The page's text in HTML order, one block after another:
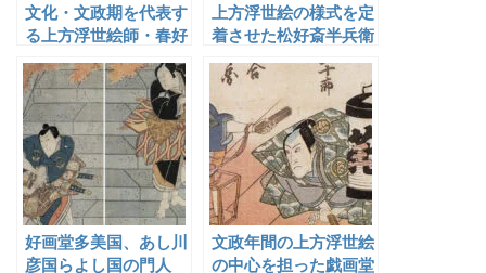
文化・文政期を代表す
る上方浮世絵師・春好
上方浮世絵の様式を定
着させた松好斎半兵衛
好画堂多美国、あし川
彦国らよし国の門人
文政年間の上方浮世絵
の中心を担った戯画堂